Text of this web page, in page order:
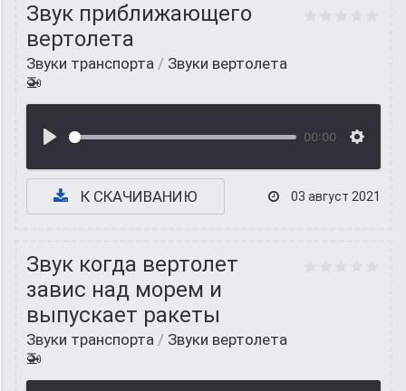
Звук приближающего
вертолета
Звуки транспорта / Звуки вертолета
🚁
00:00
К СКАЧИВАНИЮ 03 август 2021
Звук когда вертолет
завис над морем и
выпускает ракеты
Звуки транспорта / Звуки вертолета
🚁